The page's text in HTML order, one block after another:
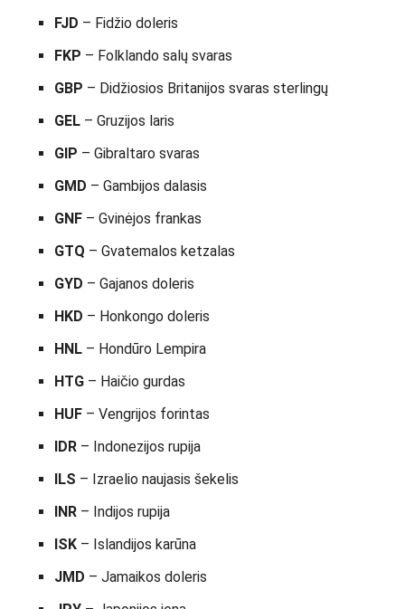
FJD – Fidžio doleris
FKP – Folklando salų svaras
GBP – Didžiosios Britanijos svaras sterlingų
GEL – Gruzijos laris
GIP – Gibraltaro svaras
GMD – Gambijos dalasis
GNF – Gvinėjos frankas
GTQ – Gvatemalos ketzalas
GYD – Gajanos doleris
HKD – Honkongo doleris
HNL – Hondūro Lempira
HTG – Haičio gurdas
HUF – Vengrijos forintas
IDR – Indonezijos rupija
ILS – Izraelio naujasis šekelis
INR – Indijos rupija
ISK – Islandijos karūna
JMD – Jamaikos doleris